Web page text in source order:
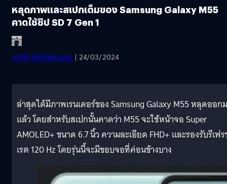
หลุดภาพและสเปกเต็มของ Samsung Galaxy M55
คาดใช้ชิป SD 7 Gen 1
ภควัต ขจิตวิชยานุกูล | 24/03/2024
ล่าสุดได้มีภาพเรนเดอร์ของ Samsung Galaxy M55 หลุดออก
แล้ว โดยสำหรับสเปกนั้นคาดว่า M55 จะใช้หน้าจอ Super
AMOLED+ ขนาด 6.7 นิ้ว ความละเอียด FHD+ และรองรับรีเฟ
เรต 120 Hz โดยรุ่นนี้จะมีขอบจอที่ค่อนข้างบาง